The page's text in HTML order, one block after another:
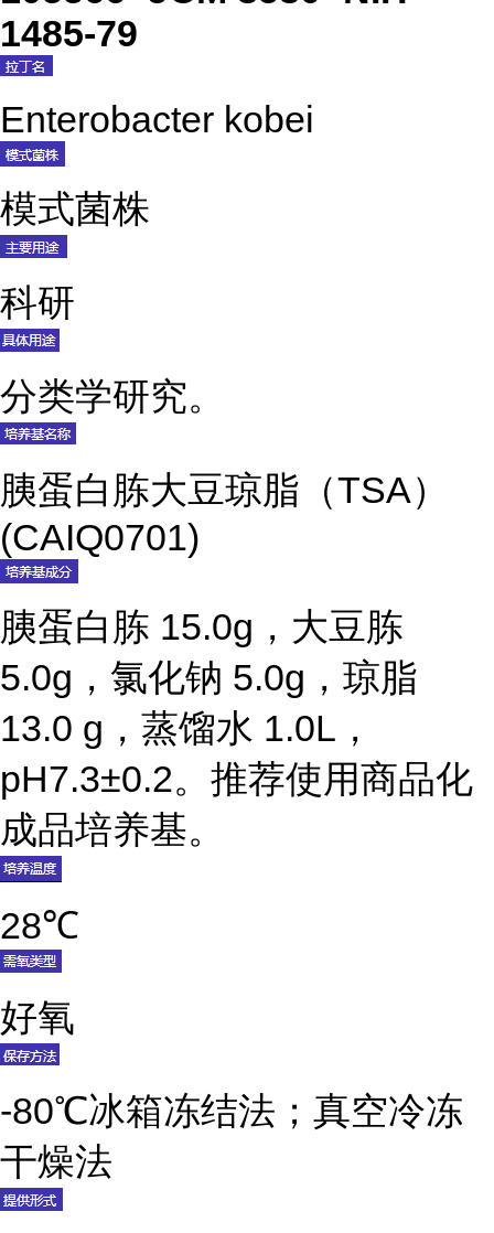
1485-79
Enterobacter kobei
模式菌株
科研
分类学研究。
胰蛋白胨大豆琼脂（TSA）
(CAIQ0701)
胰蛋白胨 15.0g，大豆胨
5.0g，氯化钠 5.0g，琼脂
13.0 g，蒸馏水 1.0L，
pH7.3±0.2。推荐使用商品化
成品培养基。
28℃
好氧
-80℃冰箱冻结法；真空冷冻
干燥法